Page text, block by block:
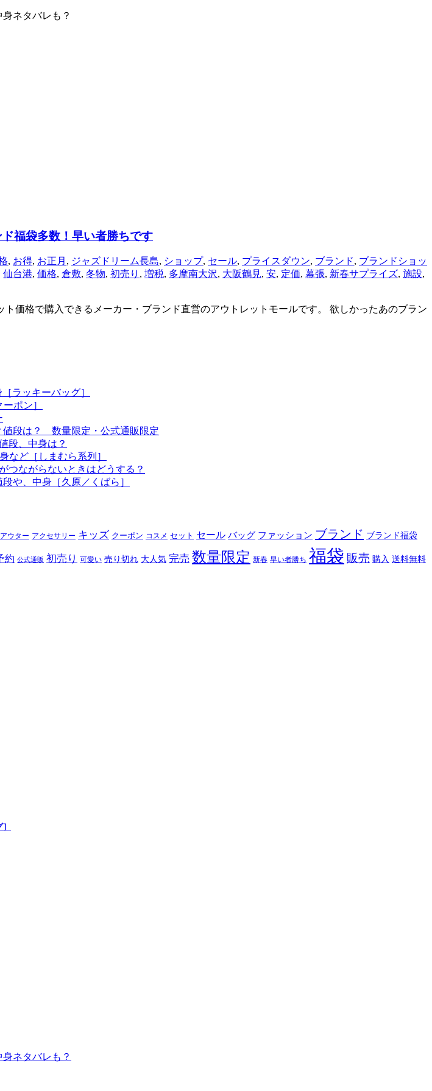
ネタバレも？
福袋多数！早い者勝ちです
, お得, お正月 , ジャズドリーム長島, ショップ, セール, プライスダウン, ブランド, ブランドショッ
仙台港, 価格, 倉敷, 冬物, 初売り , 増税, 多摩南大沢, 大阪鶴見, 安, 定価, 幕張, 新春サプライズ, 施設,
価格で購入できるメーカー・ブランド直営のアウトレットモールです。 欲しかったあのブラン
ラッキーバッグ］
ポン］
値段は？ 数量限定・公式通販限定
段、中身は？
など［しまむら系列］
つながらないときはどうする？
や、中身［久原／くばら］
アウター アクセサリー キッズ クーポン コスメ セット セール バッグ ファッション ブランド ブランド福袋
約 公式通販 初売り 可愛い 売り切れ 大人気 完売 数量限定 新春 早い者勝ち 福袋 販売 購入 送料無料
ネタバレも？